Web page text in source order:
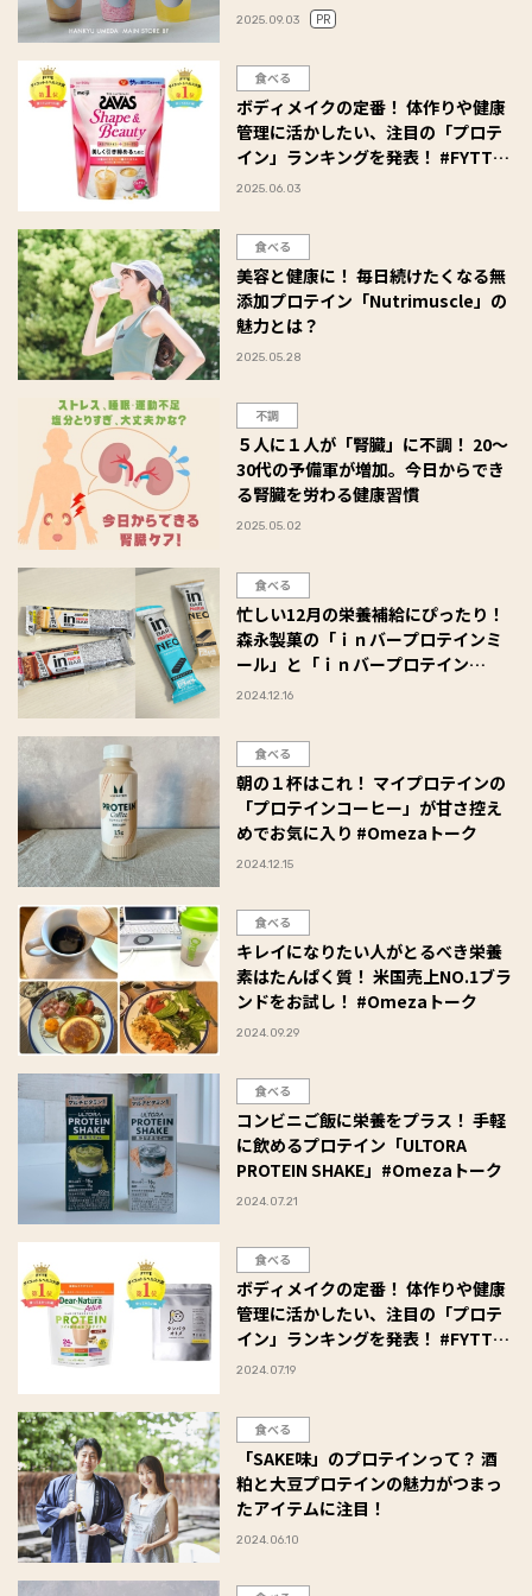
2025.09.03 PR
食べる
ボディメイクの定番！ 体作りや健康
管理に活かしたい、注目の「プロテ
イン」ランキングを発表！ #FYTTE
大賞
2025.06.03
食べる
美容と健康に！ 毎日続けたくなる無
添加プロテイン「Nutrimuscle」の
魅力とは？
2025.05.28
不調
５人に１人が「腎臓」に不調！ 20〜
30代の予備軍が増加。今日からでき
る腎臓を労わる健康習慣
2025.05.02
食べる
忙しい12月の栄養補給にぴったり！
森永製菓の「ｉｎバープロテインミ
ール」と「ｉｎバープロテイン
NEO」
2024.12.16
食べる
朝の１杯はこれ！ マイプロテインの
「プロテインコーヒー」が甘さ控え
めでお気に入り #Omezaトーク
2024.12.15
食べる
キレイになりたい人がとるべき栄養
素はたんぱく質！ 米国売上NO.1ブラ
ンドをお試し！ #Omezaトーク
2024.09.29
食べる
コンビニご飯に栄養をプラス！ 手軽
に飲めるプロテイン「ULTORA
PROTEIN SHAKE」#Omezaトーク
2024.07.21
食べる
ボディメイクの定番！ 体作りや健康
管理に活かしたい、注目の「プロテ
イン」ランキングを発表！ #FYTTE
大賞
2024.07.19
食べる
「SAKE味」のプロテインって？ 酒
粕と大豆プロテインの魅力がつまっ
たアイテムに注目！
2024.06.10